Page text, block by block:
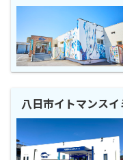
八日市イトマンス